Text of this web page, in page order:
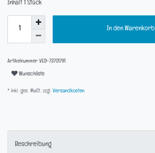
Inhalt Stück
In den Warenkorb
Artikelnummer VED-73701791
Wunschliste
* inkl. ges. MwSt. zzgl. Versandkosten
Beschreibung